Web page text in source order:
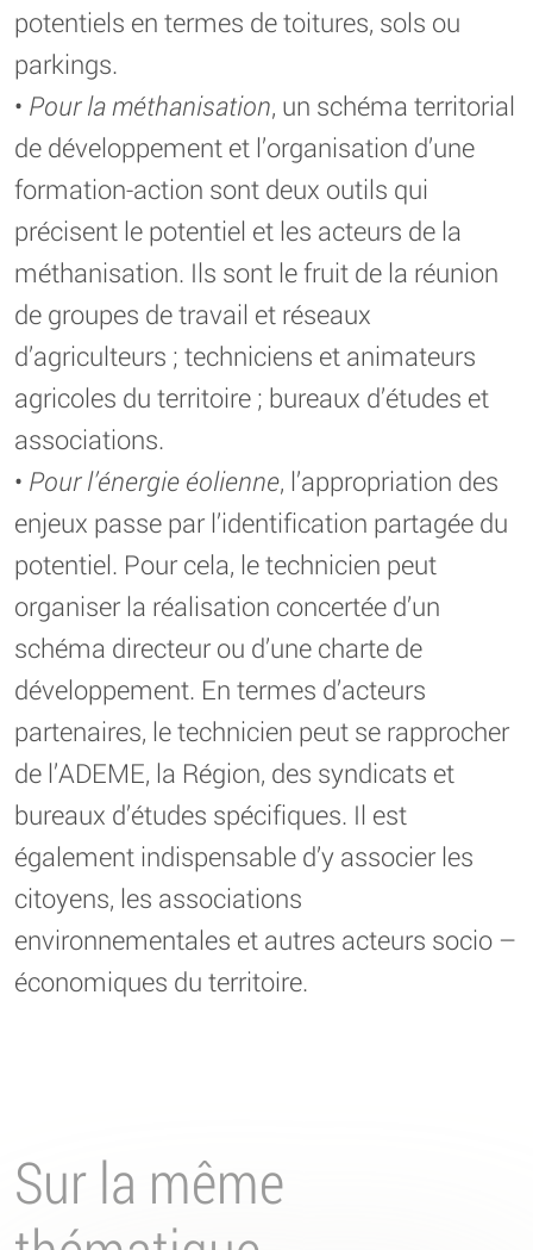
potentiels en termes de toitures, sols ou
parkings.
• Pour la méthanisation, un schéma territorial
de développement et l’organisation d’une
formation-action sont deux outils qui
précisent le potentiel et les acteurs de la
méthanisation. Ils sont le fruit de la réunion
de groupes de travail et réseaux
d’agriculteurs ; techniciens et animateurs
agricoles du territoire ; bureaux d’études et
associations.
• Pour l’énergie éolienne, l’appropriation des
enjeux passe par l’identification partagée du
potentiel. Pour cela, le technicien peut
organiser la réalisation concertée d’un
schéma directeur ou d’une charte de
développement. En termes d’acteurs
partenaires, le technicien peut se rapprocher
de l’ADEME, la Région, des syndicats et
bureaux d’études spécifiques. Il est
également indispensable d’y associer les
citoyens, les associations
environnementales et autres acteurs socio –
économiques du territoire.
Sur la même